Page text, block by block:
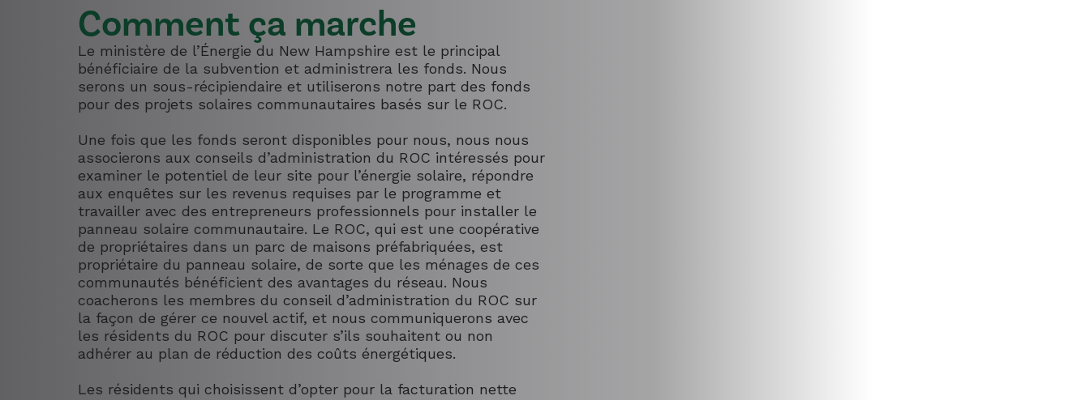
Comment ça marche
Le ministère de l’Énergie du New Hampshire est le principal
bénéficiaire de la subvention et administrera les fonds. Nous
serons un sous-récipiendaire et utiliserons notre part des fonds
pour des projets solaires communautaires basés sur le ROC.
Une fois que les fonds seront disponibles pour nous, nous nous
associerons aux conseils d’administration du ROC intéressés pour
examiner le potentiel de leur site pour l’énergie solaire, répondre
aux enquêtes sur les revenus requises par le programme et
travailler avec des entrepreneurs professionnels pour installer le
panneau solaire communautaire. Le ROC, qui est une coopérative
de propriétaires dans un parc de maisons préfabriquées, est
propriétaire du panneau solaire, de sorte que les ménages de ces
communautés bénéficient des avantages du réseau. Nous
coacherons les membres du conseil d’administration du ROC sur
la façon de gérer ce nouvel actif, et nous communiquerons avec
les résidents du ROC pour discuter s’ils souhaitent ou non
adhérer au plan de réduction des coûts énergétiques.
Les résidents qui choisissent d’opter pour la facturation nette